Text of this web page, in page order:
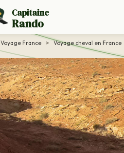
Capitaine
Rando
Voyage France > Voyage cheval en France